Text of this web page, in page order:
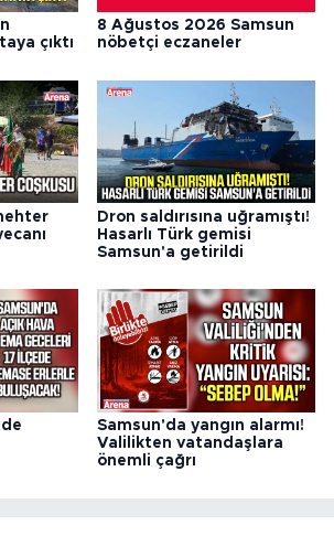
çıktı
8 Ağustos 2026 Samsun
nöbetçi eczaneler
Dron saldırısına uğramıştı!
Hasarlı Türk gemisi
Samsun'a getirildi
Samsun'da yangın alarmı!
Valilikten vatandaşlara
önemli çağrı